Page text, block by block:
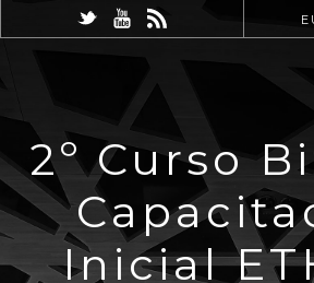
2º Curso
Inicial